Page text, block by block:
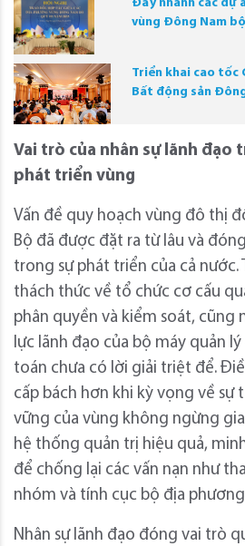
Đẩy nhanh các dự
vùng Đông Nam bộ
Triển khai cao tốc
Bất động sản
Vai trò của nhân sự lãnh đạo
phát triển vùng
Vấn đề quy hoạch vùng đô thị
Bộ đã được đặt ra từ lâu và
trong sự phát triển của cả nước.
thách thức về tổ chức cơ cấu
phân quyền và kiểm soát, cũng
lực lãnh đạo của bộ máy quản
toán chưa có lời giải triệt để.
cấp bách hơn khi kỳ vọng về sự
vững của vùng không ngừng
hệ thống quản trị hiệu quả,
để chống lại các vấn nạn như
nhóm và tính cục bộ địa
Nhân sự lãnh đạo đóng vai trò